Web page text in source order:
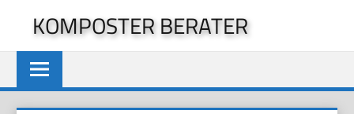
springen
KOMPOSTER BERATER